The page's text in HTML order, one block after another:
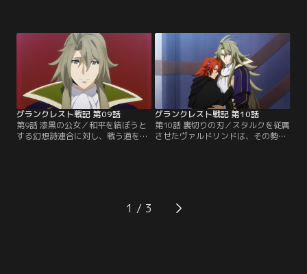
平定を試みる。テオが向かう先は、
フォービスの独立君主ラドヴァン・
トーリアスが統治する港湾都市。ラ
ドヴァンの居城を攻略するために
は、まず港湾都市を攻略する必要が
あるが…。【提供：バンダイチャン
ネル】
人。お互いの立場を知っても想いは
変わらず、幻想詩連合と大工房同盟
は、真実の愛によって一つとなるは
ずだったのだ。だが、その願いは引
き裂かれてしまった。父に代わって
盟主となった二人は…。【提供：バ
ンダイチャンネル】
グランクレスト戦記 第09話
第9話 漆黒の公女／和平を結ぼうと
する幻想詩連合に対し、戦う道を選
忠誠を誓ったヴィラールの意志は固
く、それどころか城を離れるように
グランクレスト戦記 第10話
第10話 裏切りの刃／スタルクを従属
させたヴァルドリンドは、その勢い
つてヴィラールを慕っていたダルタ
ニア太子ミルザー・クーチェス。ヴ
1